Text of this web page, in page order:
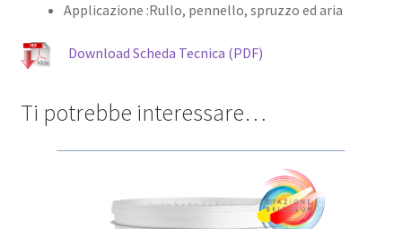
Applicazione :Rullo, pennello, spruzzo ed aria
Download Scheda Tecnica (PDF)
Ti potrebbe interessare…